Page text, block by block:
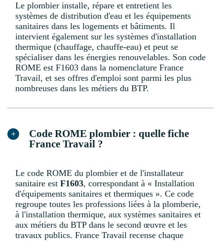
Le plombier installe, répare et entretient les
systèmes de distribution d'eau et les équipements
sanitaires dans les logements et bâtiments. Il
intervient également sur les systèmes d'installation
thermique (chauffage, chauffe-eau) et peut se
spécialiser dans les énergies renouvelables. Son code
ROME est F1603 dans la nomenclature France
Travail, et ses offres d'emploi sont parmi les plus
nombreuses dans les métiers du BTP.
Code ROME plombier : quelle fiche
France Travail ?
Le code ROME du plombier et de l'installateur
sanitaire est F1603, correspondant à « Installation
d'équipements sanitaires et thermiques ». Ce code
regroupe toutes les professions liées à la plomberie,
à l'installation thermique, aux systèmes sanitaires et
aux métiers du BTP dans le second œuvre et les
travaux publics. France Travail recense chaque